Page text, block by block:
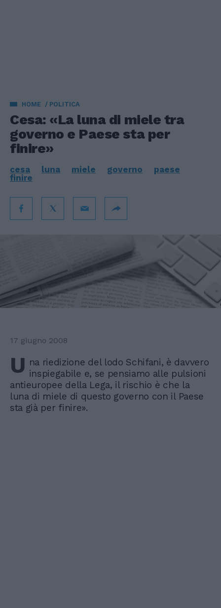
HOME POLITICA
Cesa: «La luna di miele tra
governo e Paese sta per
finire»
cesa luna miele governo
paese
finire
17 giugno 2008
U na riedizione del lodo Schifani, è davvero
inspiegabile e, se pensiamo alle pulsioni
antieuropee della Lega, il rischio è che la
luna di miele di questo governo con il Paese
sta già per finire».